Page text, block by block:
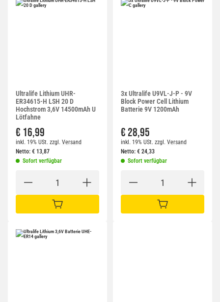
Ultralife Lithium UHR-
ER34615-H LSH 20 D
Hochstrom 3,6V 14500mAh U
Lötfahne
€ 16,99
inkl. 19% USt. zzgl. Versand
Netto: € 13,87
Sofort verfügbar
IN DEN WARENKORB
3x Ultralife U9VL-J-P - 9V
Block Power Cell Lithium
Batterie 9V 1200mAh
€ 28,95
inkl. 19% USt. zzgl. Versand
Netto: € 24,33
Sofort verfügbar
IN DEN WARENKORB